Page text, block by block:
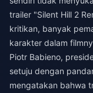
trailer "Silent Hill 2
kritikan, banyak
karakter dalam
Piotr Babieno,
setuju dengan
mengatakan bahwa